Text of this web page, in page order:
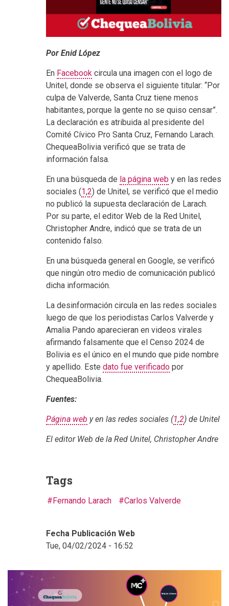
Por Enid López
En Facebook circula una imagen con el logo de
Unitel, donde se observa el siguiente titular: “Por
culpa de Valverde, Santa Cruz tiene menos
habitantes, porque la gente no se quiso censar”.
La declaración es atribuida al presidente del
Comité Cívico Pro Santa Cruz, Fernando Larach.
ChequeaBolivia verificó que se trata de
información falsa.
En una búsqueda de la página web y en las redes
sociales (1,2) de Unitel, se verificó que el medio
no publicó la supuesta declaración de Larach.
Por su parte, el editor Web de la Red Unitel,
Christopher Andre, indicó que se trata de un
contenido falso.
En una búsqueda general en Google, se verificó
que ningún otro medio de comunicación publicó
dicha información.
La desinformación circula en las redes sociales
luego de que los periodistas Carlos Valverde y
Amalia Pando aparecieran en videos virales
afirmando falsamente que el Censo 2024 de
Bolivia es el único en el mundo que pide nombre
y apellido. Este dato fue verificado por
ChequeaBolivia.
Fuentes:
Página web y en las redes sociales (1,2) de Unitel
El editor Web de la Red Unitel, Christopher Andre
Tags
Fernando Larach Carlos Valverde
Fecha Publicación Web
Tue, 04/02/2024 - 16:52